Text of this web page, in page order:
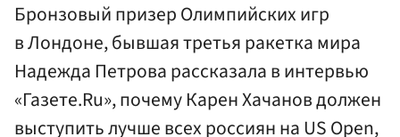
Бронзовый призер Олимпийских игр
в Лондоне, бывшая третья ракетка мира
Надежда Петрова рассказала в интервью
«Газете.Ru», почему Карен Хачанов должен
выступить лучше всех россиян на US Open,